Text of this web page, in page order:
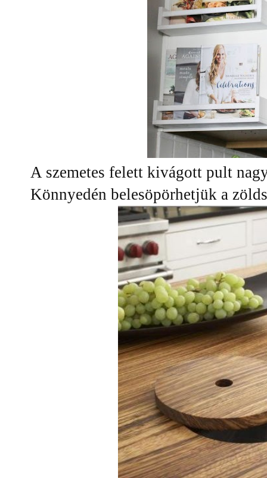
A szemetes felett kivágott pult
Könnyedén belesöpörhetjük a